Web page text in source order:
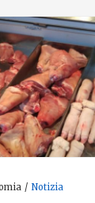
Notizia